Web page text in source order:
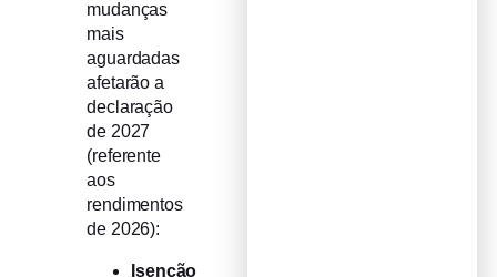
mudanças
mais
aguardadas
afetarão a
declaração
de 2027
(referente
aos
rendimentos
de 2026):
Isenção